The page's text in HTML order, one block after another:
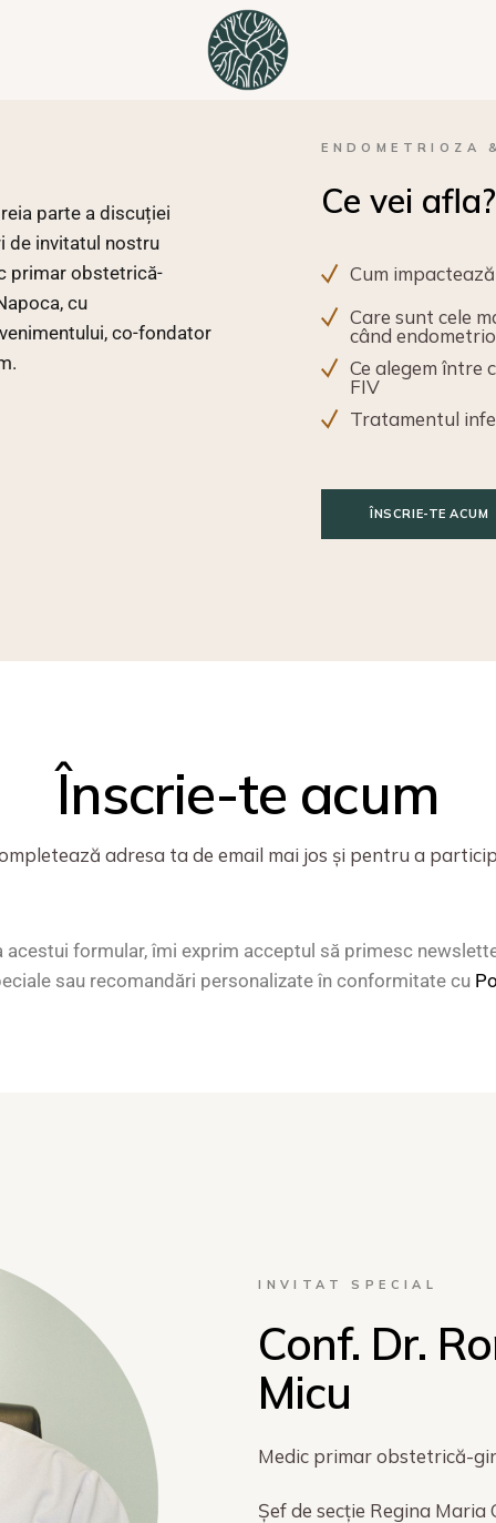
parte a discuției
de invitatul nostru
primar obstetrică-
cu
co-fondator
ENDOMETRIOZA
Ce vei afla?
Cum
Care sunt cele
când
Ce alegem între
FIV
Tratamentul
ÎNSCRIE-TE ACUM
Înscrie-te acum
adresa ta de email mai jos și pentru a
acestui formular, îmi exprim acceptul să primesc
sau recomandări personalizate în conformitate cu
INVITAT SPECIAL
Conf. Dr.
Micu
Medic primar obstetrică-
Șef de secție Regina